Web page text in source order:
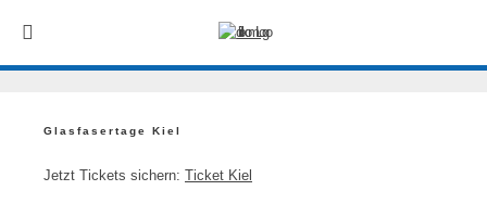
Glasfasertage Kiel
Jetzt Tickets sichern: Ticket Kiel